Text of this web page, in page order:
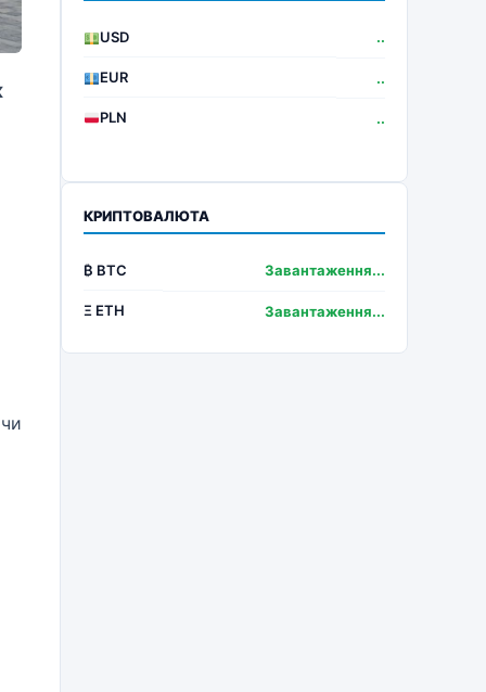
USD ..
EUR ..
PLN ..
КРИПТОВАЛЮТА
₿ BTC Завантаження...
Ξ ETH Завантаження...